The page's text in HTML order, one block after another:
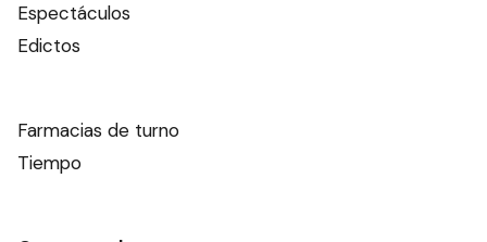
Espectáculos
Edictos
Farmacias de turno
Tiempo